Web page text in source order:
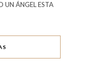
UN ÁNGEL ESTA